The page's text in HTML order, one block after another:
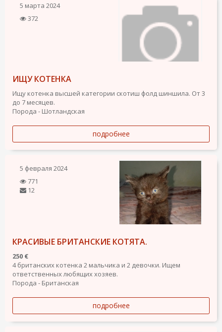
5 марта 2024
372
ИЩУ КОТЕНКА
Ищу котенка высшей категории скотиш фолд шиншила. От 3
до 7 месяцев.
Порода - Шотландская
подробнее
5 февраля 2024
771
12
КРАСИВЫЕ БРИТАНСКИЕ КОТЯТА.
250 €
4 британских котенка 2 мальчика и 2 девочки. Ищем
ответственных любящих хозяев.
Порода - Британская
подробнее